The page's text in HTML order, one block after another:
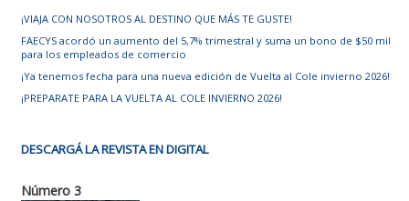
¡VIAJA CON NOSOTROS AL DESTINO QUE MÁS TE GUSTE!
FAECYS acordó un aumento del 5,7% trimestral y suma un bono de $50 mil
para los empleados de comercio
¡Ya tenemos fecha para una nueva edición de Vuelta al Cole invierno 2026!
¡PREPARATE PARA LA VUELTA AL COLE INVIERNO 2026!
DESCARGÁ LA REVISTA EN DIGITAL
Número 3